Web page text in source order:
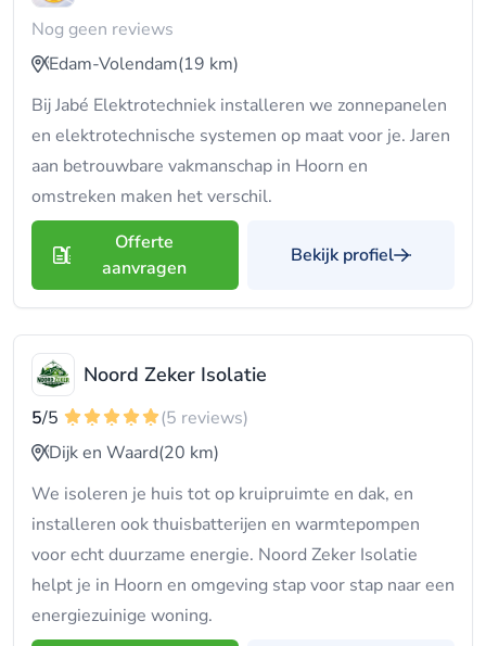
Nog geen reviews
Edam-Volendam(19 km)
Bij Jabé Elektrotechniek installeren we zonnepanelen
en elektrotechnische systemen op maat voor je. Jaren
aan betrouwbare vakmanschap in Hoorn en
omstreken maken het verschil.
Offerte
aanvragen
Bekijk profiel
Noord Zeker Isolatie
5/5
(5 reviews)
Dijk en Waard(20 km)
We isoleren je huis tot op kruipruimte en dak, en
installeren ook thuisbatterijen en warmtepompen
voor echt duurzame energie. Noord Zeker Isolatie
helpt je in Hoorn en omgeving stap voor stap naar een
energiezuinige woning.